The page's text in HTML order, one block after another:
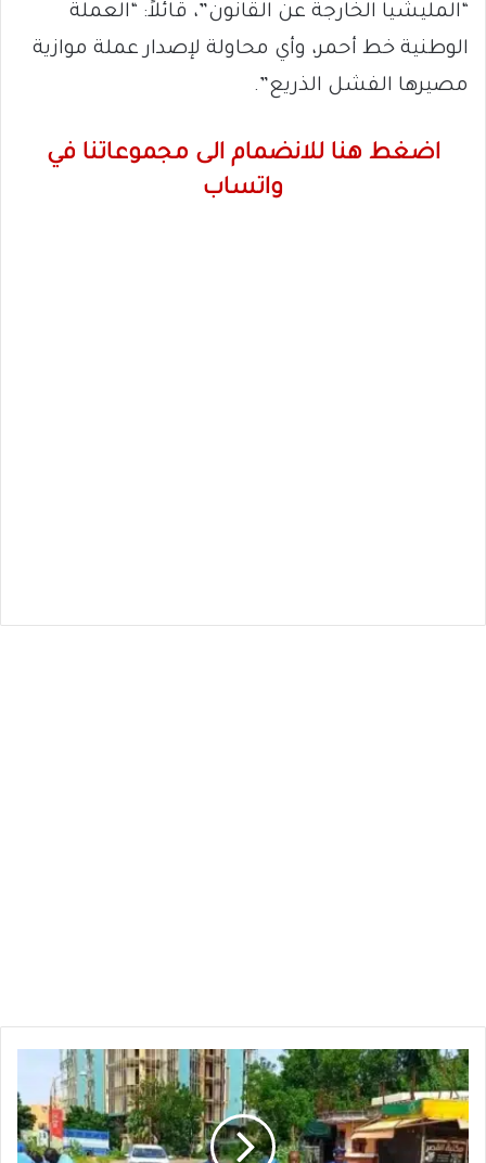
“المليشيا الخارجة عن القانون”، قائلاً: “العملة
الوطنية خط أحمر، وأي محاولة لإصدار عملة موازية
مصيرها الفشل الذريع”.
اضغط هنا للانضمام الى مجموعاتنا في
واتساب
ما
الذي
يُمهَّد
له
في